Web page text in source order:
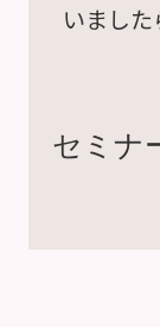
いました
セミナ